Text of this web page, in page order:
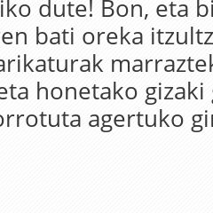
dute! Bon, eta
bati oreka
honetako gizaki
agertuko